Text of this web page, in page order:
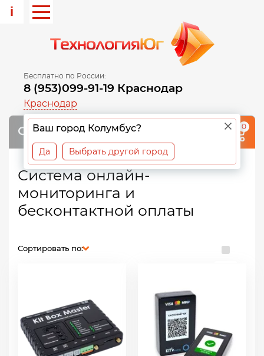
i
Бесплатно по России:
8 (953)099-91-19 Краснодар
Краснодар
Ваш город Колумбус?
Да Выбрать другой город
0
Система онлайн-
мониторинга и
бесконтактной оплаты
Сортировать по: